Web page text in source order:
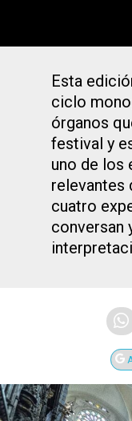
Esta
ciclo
órganos
festival y
uno de los
relevantes
cuatro
conversan